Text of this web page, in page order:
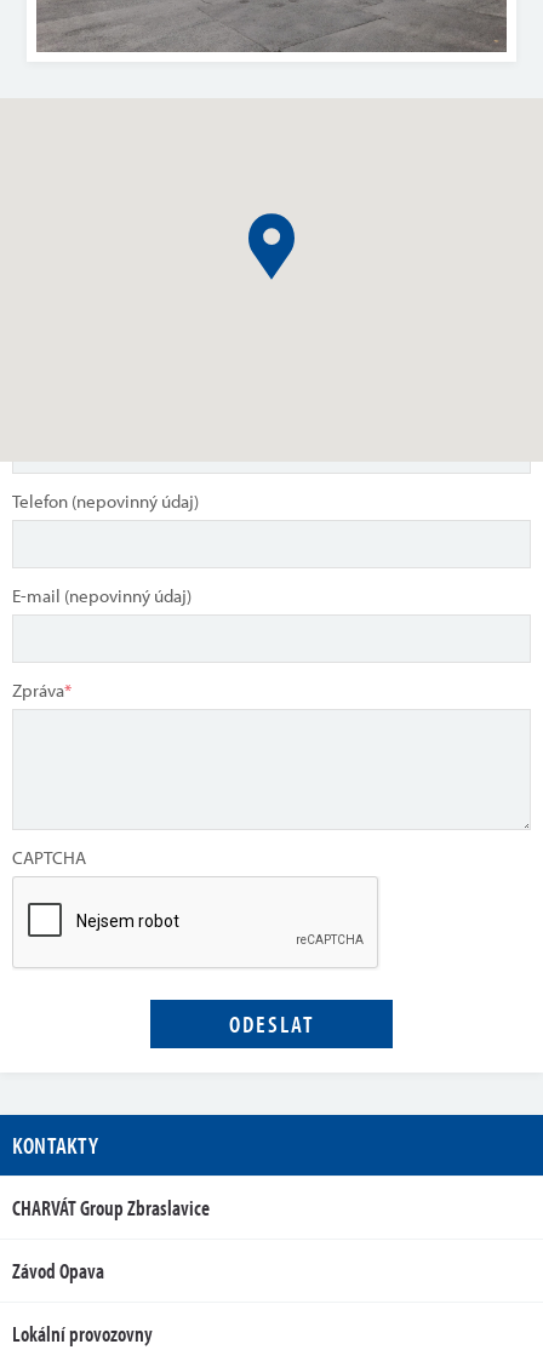
Záleží nám, co si myslíte o našich výrobcích, službách, lokálních
provozovnách a zkušenostech s naší společností. Prostřednictvím
tohoto formuláře můžete vyjádřit svůj názor/zaslat podnět, který
Telefon (nepovinný údaj)
E-mail (nepovinný údaj)
Zpráva*
CAPTCHA
Nahrávám mapu...
KONTAKTY
CHARVÁT Group Zbraslavice
Závod Opava
Lokální provozovny